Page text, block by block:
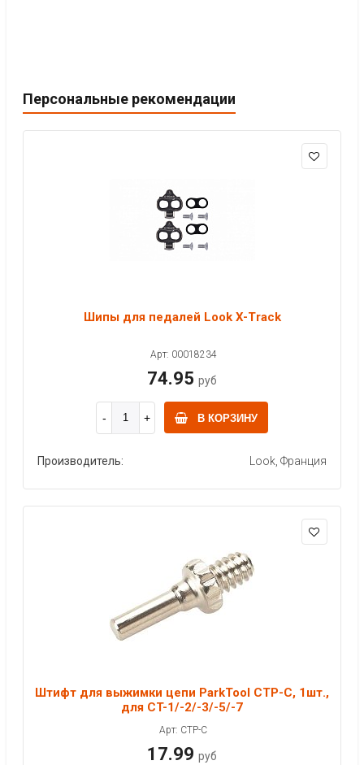
Персональные рекомендации
Шипы для педалей Look X-Track
Арт: 00018234
74.95 руб
В КОРЗИНУ
Производитель: Look, Франция
Штифт для выжимки цепи ParkTool CTP-C, 1шт.,
для CT-1/-2/-3/-5/-7
Арт: CTP-C
17.99 руб